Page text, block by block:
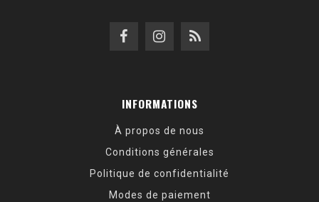
INFORMATIONS
À propos de nous
Conditions générales
Politique de confidentialité
Modes de paiement